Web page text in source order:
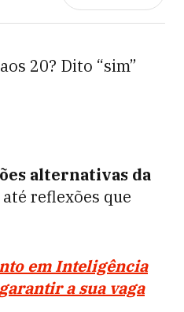
20? Dito “sim”
alternativas da
reflexões que
em Inteligência
a sua vaga